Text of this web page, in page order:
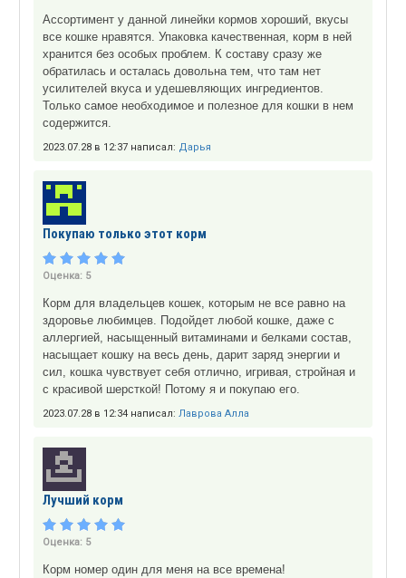
Ассортимент у данной линейки кормов хороший, вкусы
все кошке нравятся. Упаковка качественная, корм в ней
хранится без особых проблем. К составу сразу же
обратилась и осталась довольна тем, что там нет
усилителей вкуса и удешевляющих ингредиентов.
Только самое необходимое и полезное для кошки в нем
содержится.
2023.07.28 в 12:37 написал: Дарья
Покупаю только этот корм
Оценка: 5
Корм для владельцев кошек, которым не все равно на
здоровье любимцев. Подойдет любой кошке, даже с
аллергией, насыщенный витаминами и белками состав,
насыщает кошку на весь день, дарит заряд энергии и
сил, кошка чувствует себя отлично, игривая, стройная и
с красивой шерсткой! Потому я и покупаю его.
2023.07.28 в 12:34 написал: Лаврова Алла
Лучший корм
Оценка: 5
Корм номер один для меня на все времена!